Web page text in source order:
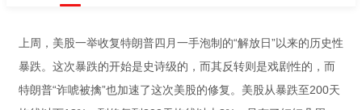
上周，美股一举收复特朗普四月一手泡制的“解放日”以来的历史性
暴跌。这次暴跌的开始是史诗级的，而其反转则是戏剧性的，而
特朗普“诈唬被擒”也加速了这次美股的修复。美股从暴跌至200天